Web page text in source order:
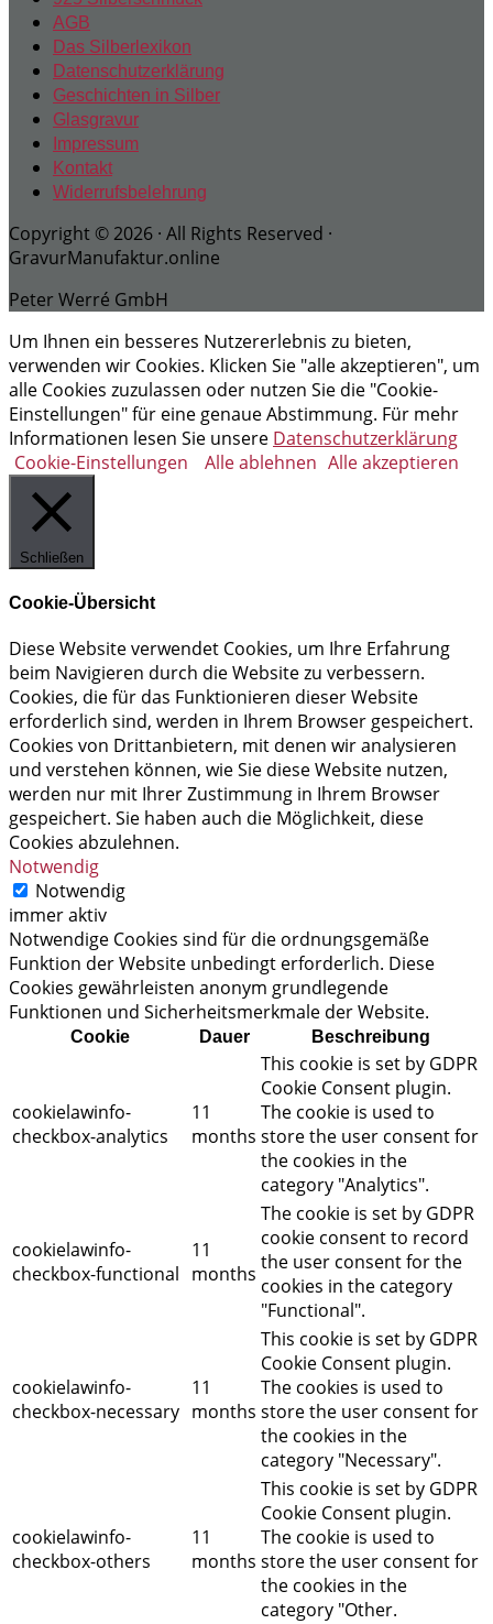
AGB
Das Silberlexikon
Datenschutzerklärung
Geschichten in Silber
Glasgravur
Impressum
Kontakt
Widerrufsbelehrung
Copyright © 2026 · All Rights Reserved ·
GravurManufaktur.online
Peter Werré GmbH
Um Ihnen ein besseres Nutzererlebnis zu bieten,
verwenden wir Cookies. Klicken Sie "alle akzeptieren", um
alle Cookies zuzulassen oder nutzen Sie die "Cookie-
Einstellungen" für eine genaue Abstimmung. Für mehr
Informationen lesen Sie unsere Datenschutzerklärung
Cookie-Einstellungen
Alle ablehnen Alle akzeptieren
Schließen
Cookie-Übersicht
Diese Website verwendet Cookies, um Ihre Erfahrung
beim Navigieren durch die Website zu verbessern.
Cookies, die für das Funktionieren dieser Website
erforderlich sind, werden in Ihrem Browser gespeichert.
Cookies von Drittanbietern, mit denen wir analysieren
und verstehen können, wie Sie diese Website nutzen,
werden nur mit Ihrer Zustimmung in Ihrem Browser
gespeichert. Sie haben auch die Möglichkeit, diese
Cookies abzulehnen.
Notwendig
Notwendig
immer aktiv
Notwendige Cookies sind für die ordnungsgemäße
Funktion der Website unbedingt erforderlich. Diese
Cookies gewährleisten anonym grundlegende
Funktionen und Sicherheitsmerkmale der Website.
Cookie Dauer Beschreibung
cookielawinfo-
checkbox-analytics
11
months
This cookie is set by GDPR
Cookie Consent plugin.
The cookie is used to
store the user consent for
the cookies in the
category "Analytics".
cookielawinfo-
checkbox-functional
11
months
The cookie is set by GDPR
cookie consent to record
the user consent for the
cookies in the category
"Functional".
cookielawinfo-
checkbox-necessary
11
months
This cookie is set by GDPR
Cookie Consent plugin.
The cookies is used to
store the user consent for
the cookies in the
category "Necessary".
cookielawinfo-
checkbox-others
11
months
This cookie is set by GDPR
Cookie Consent plugin.
The cookie is used to
store the user consent for
the cookies in the
category "Other.